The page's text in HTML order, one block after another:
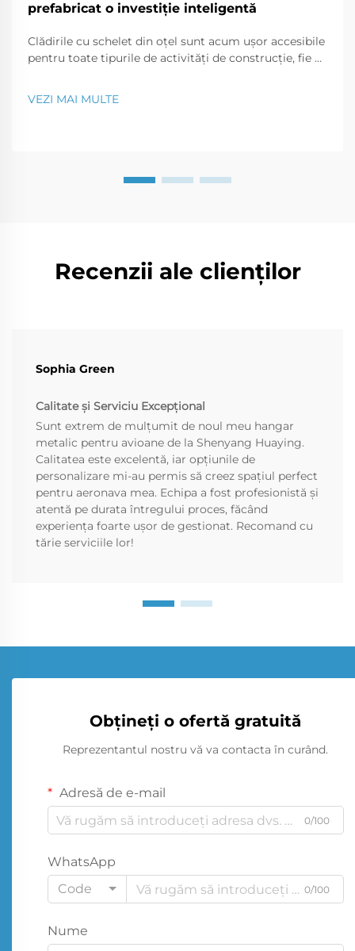
prefabricat o investiție inteligentă
Clădirile cu schelet din oțel sunt acum ușor accesibile
pentru toate tipurile de activități de construcție, fie că
VEZI MAI MULTE
Recenzii ale clienților
Sophia Green
Calitate și Serviciu Excepțional
Sunt extrem de mulțumit de noul meu hangar
metalic pentru avioane de la Shenyang Huaying.
Calitatea este excelentă, iar opțiunile de
personalizare mi-au permis să creez spațiul perfect
pentru aeronava mea. Echipa a fost profesionistă și
atentă pe durata întregului proces, făcând
experiența foarte ușor de gestionat. Recomand cu
tărie serviciile lor!
Obțineți o ofertă gratuită
Reprezentantul nostru vă va contacta în curând.
Adresă de e-mail
0/100
WhatsApp
Code
0/100
Nume